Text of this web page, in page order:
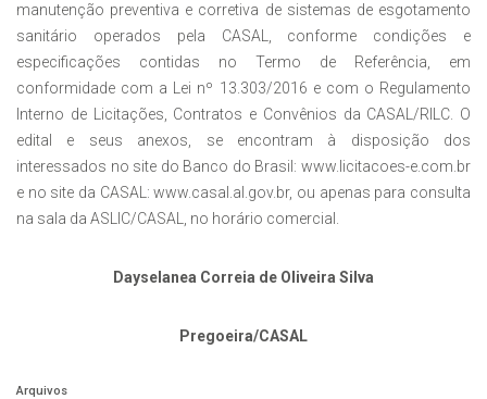
manutenção preventiva e corretiva de sistemas de esgotamento
sanitário operados pela CASAL, conforme condições e
especificações contidas no Termo de Referência
em
conformidade com a Lei nº 13.303/2016 e com o Regulamento
Interno de Licitações, Contratos e Convênios da CASAL/RILC. O
edital e seus anexos, se encontram à disposição dos
interessados no site do Banco do Brasil: www. licitacoes-e.com.br
e no site da CASAL: www.casal.al.gov.br, ou apenas para consulta
na sala da ASLIC/CASAL, no horário comercial.
Dayselanea Correia de Oliveira Silva
Pregoeira/CASAL
Arquivos